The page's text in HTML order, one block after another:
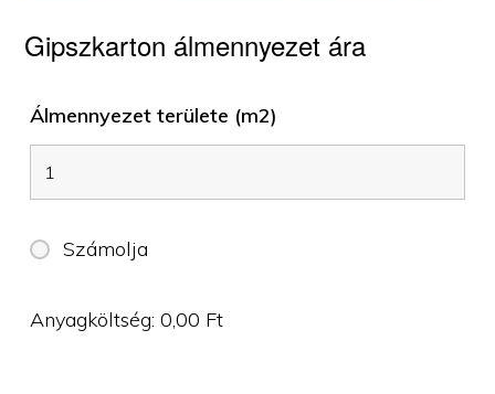
Gipszkarton álmennyezet ára
Álmennyezet területe (m2)
Számolja
Anyagköltség:0,00 Ft